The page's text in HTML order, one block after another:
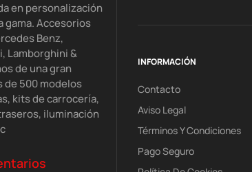
en personalización
gama. Accesorios
Benz,
Lamborghini &
de una gran
de 500 modelos
kits de carrocería,
iluminación
INFORMACIÓN
Contacto
Aviso Legal
Términos Y Condiciones
Pago Seguro